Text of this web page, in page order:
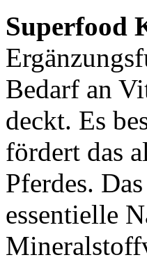
Superfood
Bedarf an
deckt. Es
fördert das
Pferdes.
essentielle